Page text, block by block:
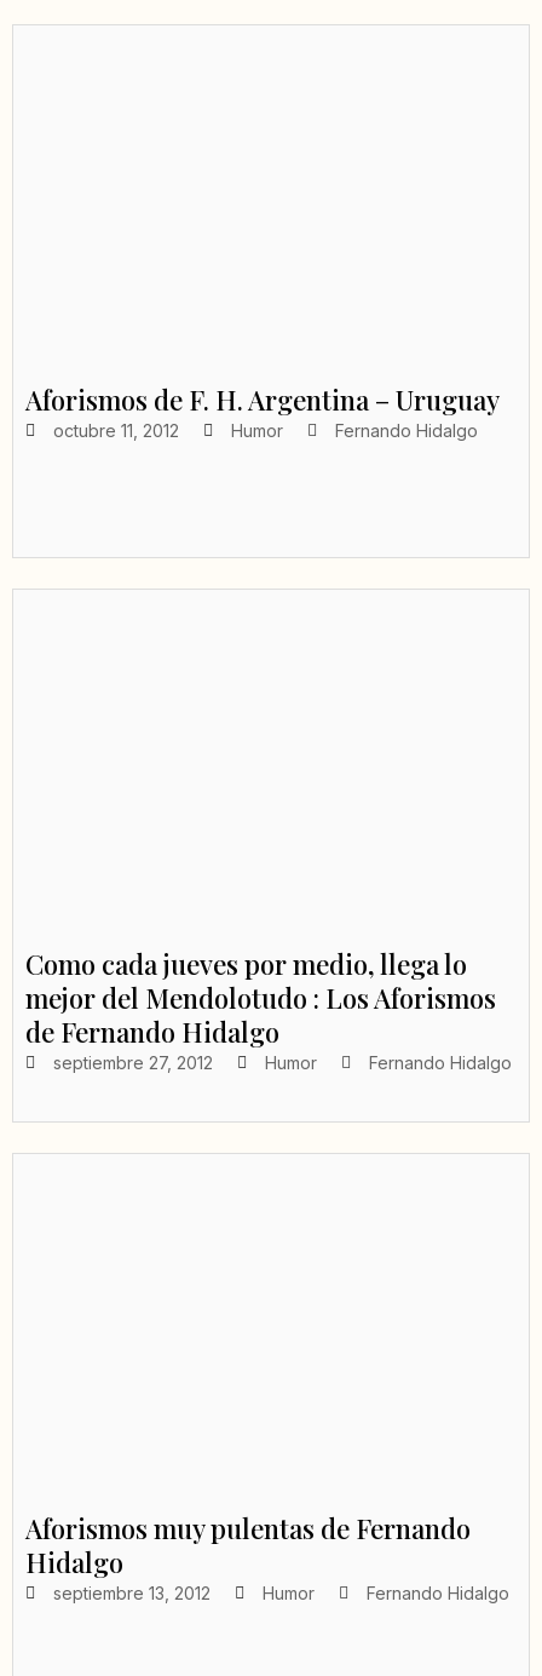
Aforismos de F. H. Argentina – Uruguay
octubre 11, 2012 Humor Fernando Hidalgo
Como cada jueves por medio, llega lo
mejor del Mendolotudo : Los Aforismos
de Fernando Hidalgo
septiembre 27, 2012 Humor Fernando Hidalgo
Aforismos muy pulentas de Fernando
Hidalgo
septiembre 13, 2012 Humor Fernando Hidalgo